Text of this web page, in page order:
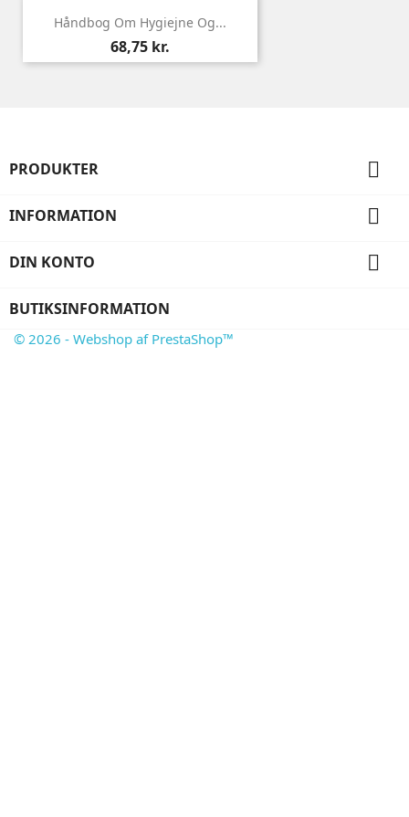
Håndbog Om Hygiejne Og...
Pris
68,75 kr.
PRODUKTER 
INFORMATION 
DIN KONTO 
BUTIKSINFORMATION
© 2026 - Webshop af PrestaShop™